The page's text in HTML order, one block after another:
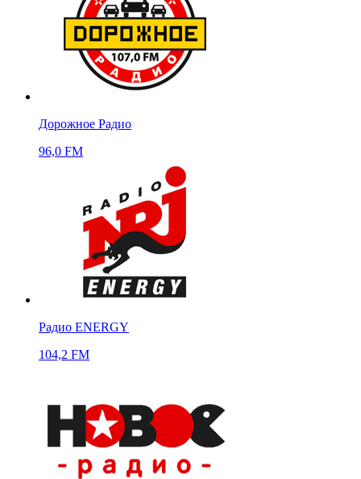
Дорожное Радио
96,0 FM
Радио ENERGY
104,2 FM